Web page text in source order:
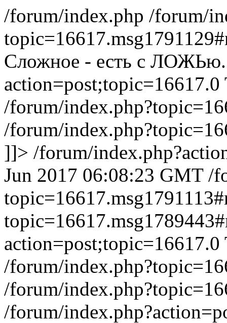
/forum/index.php /forum/
Сложное - есть с
action=post;topic=16617.0
/forum/
/forum/
]]> /forum/
Jun 2017 06:08:23 GMT /
action=post;topic=16617.0
/forum/
/forum/
/forum/